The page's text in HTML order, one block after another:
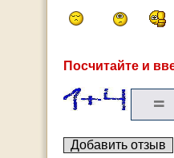
Посчитайте и